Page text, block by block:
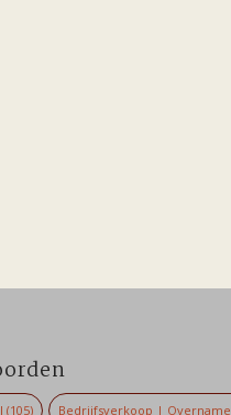
(105) Bedrijfsverkoop | Overname